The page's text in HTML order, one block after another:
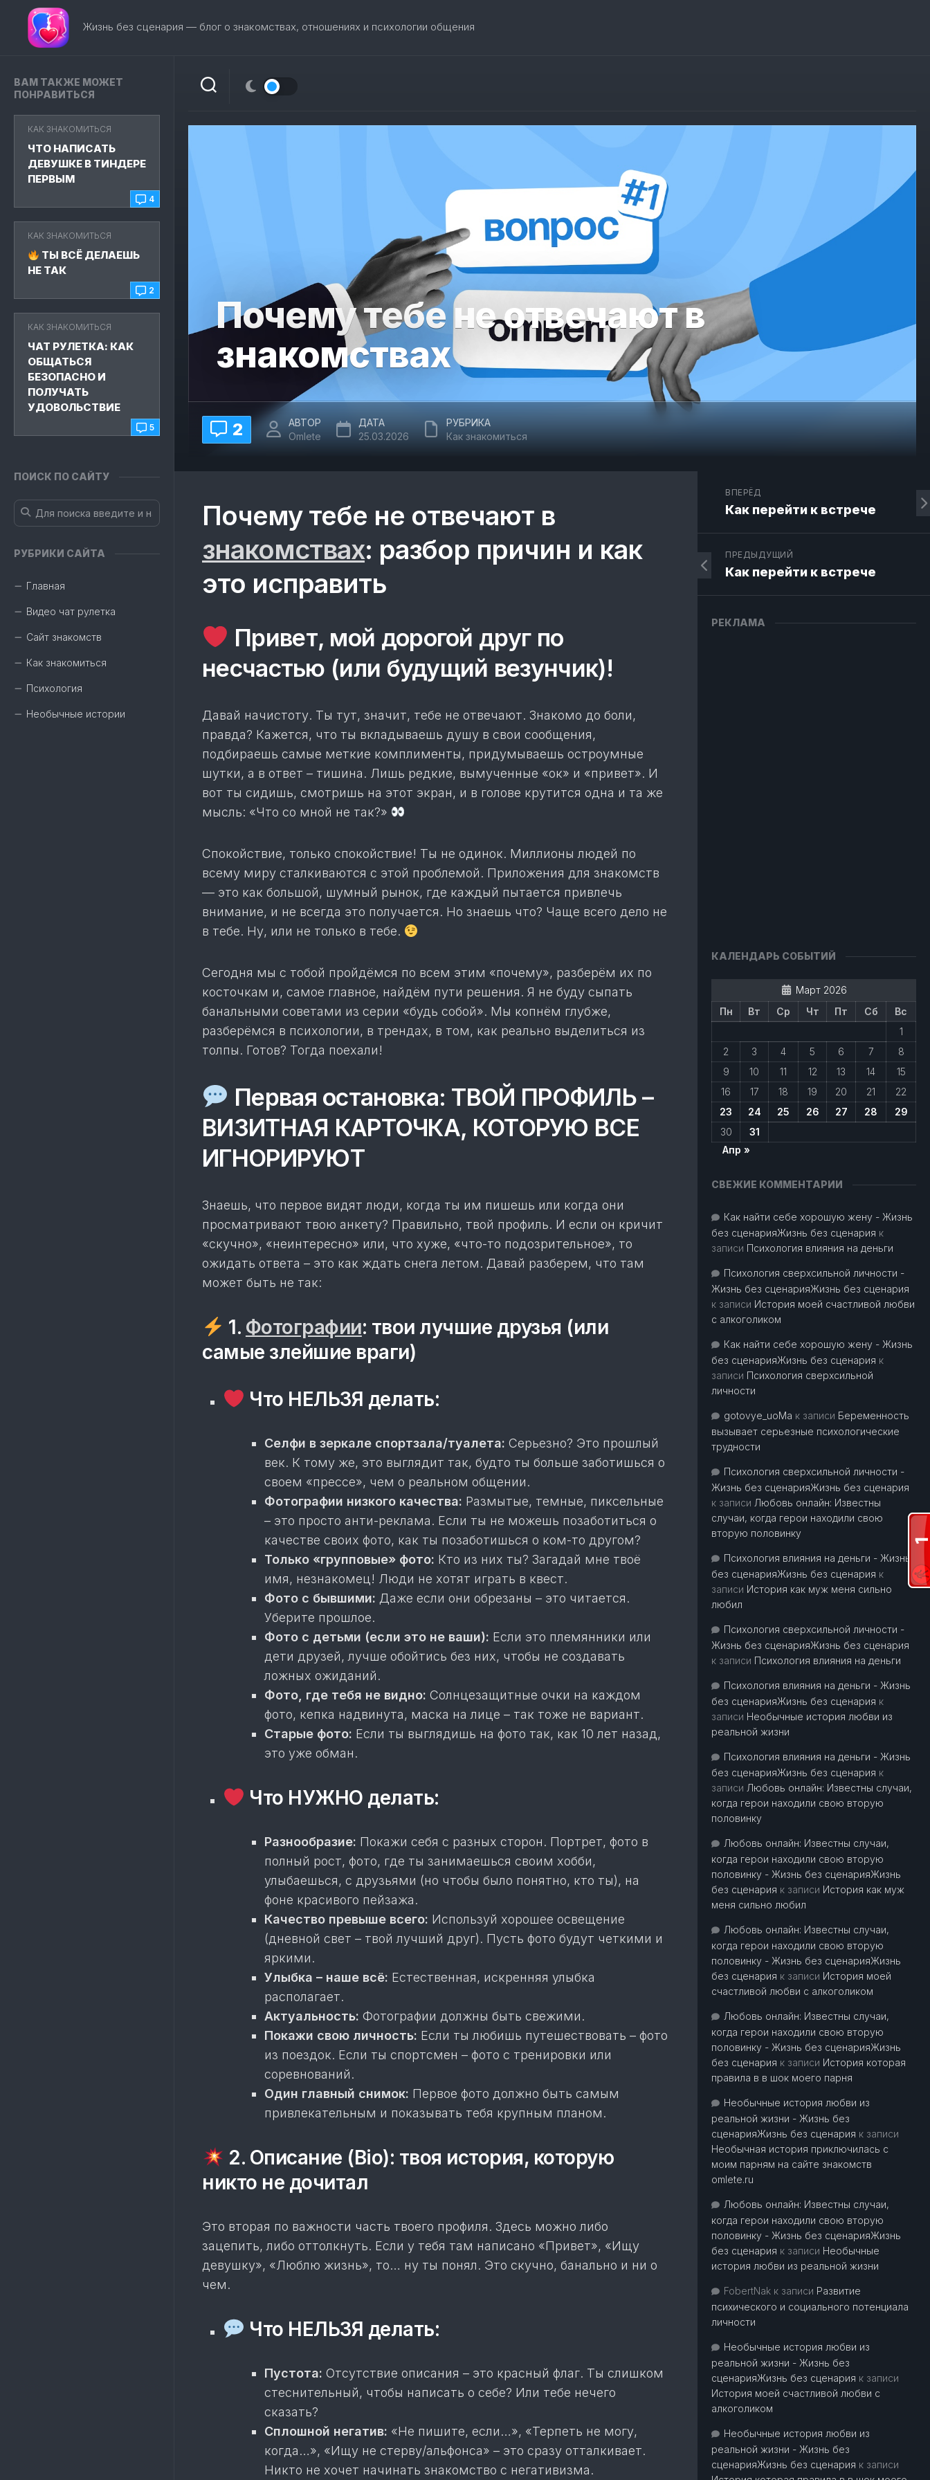
Перейти
содержанию
Жизнь без сценария — блог о знакомствах, отношениях и психологии общения
ВАМ ТАКЖЕ МОЖЕТ
ПОНРАВИТЬСЯ
4
КАК ЗНАКОМИТЬСЯ
ЧТО НАПИСАТЬ
ДЕВУШКЕ В ТИНДЕРЕ
ПЕРВЫМ
2
КАК ЗНАКОМИТЬСЯ
ТЫ ВСЁ ДЕЛАЕШЬ
НЕ ТАК
5
КАК ЗНАКОМИТЬСЯ
ЧАТ РУЛЕТКА: КАК
ОБЩАТЬСЯ
БЕЗОПАСНО И
ПОЛУЧАТЬ
УДОВОЛЬСТВИЕ
ПОИСК ПО САЙТУ
РУБРИКИ САЙТА
Главная
Видео чат рулетка
Сайт знакомств
Как знакомиться
Психология
Необычные истории
Почему тебе не отвечают в
знакомствах
2
АВТОР
Omlete
ДАТА
25.03.2026
РУБРИКА
Как знакомиться
Почему тебе не отвечают в
знакомствах: разбор причин и как
это исправить
Привет, мой дорогой друг по
несчастью (или будущий везунчик)!
Давай начистоту. Ты тут, значит, тебе не отвечают. Знакомо до боли,
правда? Кажется, что ты вкладываешь душу в свои сообщения,
подбираешь самые меткие комплименты, придумываешь остроумные
шутки, а в ответ – тишина. Лишь редкие, вымученные «ок» и «привет». И
вот ты сидишь, смотришь на этот экран, и в голове крутится одна и та же
мысль: «Что со мной не так?»
Спокойствие, только спокойствие! Ты не одинок. Миллионы людей по
всему миру сталкиваются с этой проблемой. Приложения для знакомств
— это как большой, шумный рынок, где каждый пытается привлечь
внимание, и не всегда это получается. Но знаешь что? Чаще всего дело не
в тебе. Ну, или не только в тебе.
Сегодня мы с тобой пройдёмся по всем этим «почему», разберём их по
косточкам и, самое главное, найдём пути решения. Я не буду сыпать
банальными советами из серии «будь собой». Мы копнём глубже,
разберёмся в психологии, в трендах, в том, как реально выделиться из
толпы. Готов? Тогда поехали!
Первая остановка: ТВОЙ ПРОФИЛЬ –
ВИЗИТНАЯ КАРТОЧКА, КОТОРУЮ ВСЕ
ИГНОРИРУЮТ
Знаешь, что первое видят люди, когда ты им пишешь или когда они
просматривают твою анкету? Правильно, твой профиль. И если он кричит
«скучно», «неинтересно» или, что хуже, «что-то подозрительное», то
ожидать ответа – это как ждать снега летом. Давай разберем, что там
может быть не так:
1. Фотографии: твои лучшие друзья (или
самые злейшие враги)
Что НЕЛЬЗЯ делать:
Селфи в зеркале спортзала/туалета: Серьезно? Это прошлый
век. К тому же, это выглядит так, будто ты больше заботишься о
своем «прессе», чем о реальном общении.
Фотографии низкого качества: Размытые, темные, пиксельные
– это просто анти-реклама. Если ты не можешь позаботиться о
качестве своих фото, как ты позаботишься о ком-то другом?
Только «групповые» фото: Кто из них ты? Загадай мне твоё
имя, незнакомец! Люди не хотят играть в квест.
Фото с бывшими: Даже если они обрезаны – это читается.
Уберите прошлое.
Фото с детьми (если это не ваши): Если это племянники или
дети друзей, лучше обойтись без них, чтобы не создавать
ложных ожиданий.
Фото, где тебя не видно: Солнцезащитные очки на каждом
фото, кепка надвинута, маска на лице – так тоже не вариант.
Старые фото: Если ты выглядишь на фото так, как 10 лет назад,
это уже обман.
Что НУЖНО делать:
Разнообразие: Покажи себя с разных сторон. Портрет, фото в
полный рост, фото, где ты занимаешься своим хобби,
улыбаешься, с друзьями (но чтобы было понятно, кто ты), на
фоне красивого пейзажа.
Качество превыше всего: Используй хорошее освещение
(дневной свет – твой лучший друг). Пусть фото будут четкими и
яркими.
Улыбка – наше всё: Естественная, искренняя улыбка
располагает.
Актуальность: Фотографии должны быть свежими.
Покажи свою личность: Если ты любишь путешествовать – фото
из поездок. Если ты спортсмен – фото с тренировки или
соревнований.
Один главный снимок: Первое фото должно быть самым
привлекательным и показывать тебя крупным планом.
2. Описание (Bio): твоя история, которую
никто не дочитал
Это вторая по важности часть твоего профиля. Здесь можно либо
зацепить, либо оттолкнуть. Если у тебя там написано «Привет», «Ищу
девушку», «Люблю жизнь», то… ну ты понял. Это скучно, банально и ни о
чем.
Что НЕЛЬЗЯ делать:
Пустота: Отсутствие описания – это красный флаг. Ты слишком
стеснительный, чтобы написать о себе? Или тебе нечего
сказать?
Сплошной негатив: «Не пишите, если…», «Терпеть не могу,
когда…», «Ищу не стерву/альфонса» – это сразу отталкивает.
Никто не хочет начинать знакомство с негативизма.
ВПЕРЁД
Как перейти к встрече
ПРЕДЫДУЩИЙ
Как перейти к встрече
РЕКЛАМА
КАЛЕНДАРЬ СОБЫТИЙ
Март 2026
Пн
Вт Ср Чт Пт Сб
Вс
1
2
3 4 5 6 7
8
9
10 11 12 13 14
15
16
17 18 19 20 21
22
23
24 25 26 27 28
29
30
31
Апр »
СВЕЖИЕ КОММЕНТАРИИ
Как найти себе хорошую жену - Жизнь
без сценарияЖизнь без сценария к
записи Психология влияния на деньги
Психология сверхсильной личности -
Жизнь без сценарияЖизнь без сценария
к записи История моей счастливой любви
с алкоголиком
Как найти себе хорошую жену - Жизнь
без сценарияЖизнь без сценария к
записи Психология сверхсильной
личности
gotovye_uoMa к записи Беременность
вызывает серьезные психологические
трудности
Психология сверхсильной личности -
Жизнь без сценарияЖизнь без сценария
к записи Любовь онлайн: Известны
случаи, когда герои находили свою
вторую половинку
Психология влияния на деньги - Жизнь
без сценарияЖизнь без сценария к
записи История как муж меня сильно
любил
Психология сверхсильной личности -
Жизнь без сценарияЖизнь без сценария
к записи Психология влияния на деньги
Психология влияния на деньги - Жизнь
без сценарияЖизнь без сценария к
записи Необычные история любви из
реальной жизни
Психология влияния на деньги - Жизнь
без сценарияЖизнь без сценария к
записи Любовь онлайн: Известны случаи,
когда герои находили свою вторую
половинку
Любовь онлайн: Известны случаи,
когда герои находили свою вторую
половинку - Жизнь без сценарияЖизнь
без сценария к записи История как муж
меня сильно любил
Любовь онлайн: Известны случаи,
когда герои находили свою вторую
половинку - Жизнь без сценарияЖизнь
без сценария к записи История моей
счастливой любви с алкоголиком
Любовь онлайн: Известны случаи,
когда герои находили свою вторую
половинку - Жизнь без сценарияЖизнь
без сценария к записи История которая
правила в в шок моего парня
Необычные история любви из
реальной жизни - Жизнь без
сценарияЖизнь без сценария к записи
Необычная история приключилась с
моим парням на сайте знакомств
omlete.ru
Любовь онлайн: Известны случаи,
когда герои находили свою вторую
половинку - Жизнь без сценарияЖизнь
без сценария к записи Необычные
история любви из реальной жизни
FobertNak к записи Развитие
психического и социального потенциала
личности
Необычные история любви из
реальной жизни - Жизнь без
сценарияЖизнь без сценария к записи
История моей счастливой любви с
алкоголиком
Необычные история любви из
реальной жизни - Жизнь без
сценарияЖизнь без сценария к записи